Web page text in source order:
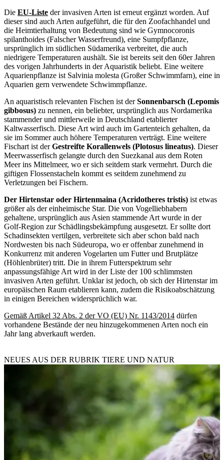
Die EU-Liste der invasiven Arten ist erneut ergänzt worden. Auf
dieser sind auch Arten aufgeführt, die für den Zoofachhandel und
die Heimtierhaltung von Bedeutung sind wie Gymnocoronis
spilanthoides (Falscher Wasserfreund), eine Sumpfpflanze,
ursprünglich im südlichen Südamerika verbreitet, die auch
niedrigere Temperaturen aushält. Sie ist bereits seit den 60er Jahren
des vorigen Jahrhunderts in der Aquaristik beliebt. Eine weitere
Aquarienpflanze ist Salvinia molesta (Großer Schwimmfarn), eine in
Aquarien gern verwendete Schwimmpflanze.
An aquaristisch relevanten Fischen ist derSonnenbarsch (Lepomis
gibbosus) zu nennen, ein beliebter, ursprünglich aus Nordamerika
stammender und mittlerweile in Deutschland etablierter
Kaltwasserfisch. Diese Art wird auch im Gartenteich gehalten, da
sie im Sommer auch höhere Temperaturen verträgt. Eine weitere
Fischart ist derGestreifte Korallenwels (Plotosus lineatus). Dieser
Meerwasserfisch gelangte durch den Suezkanal aus dem Roten
Meer ins Mittelmeer, wo er sich seitdem stark vermehrt. Durch die
giftigen Flossenstacheln kommt es seitdem zunehmend zu
Verletzungen bei Fischern.
Der Hirtenstar oder Hirtenmaina (Acridotheres tristis) ist etwas
größer als der einheimische Star. Die von Vogelliebhabern
gehaltene, ursprünglich aus Asien stammende Art wurde in der
Golf-Region zur Schädlingsbekämpfung ausgesetzt. Er sollte dort
Schadinsekten vertilgen, verbreitete sich aber schon bald nach
Nordwesten bis nach Südeuropa, wo er offenbar zunehmend in
Konkurrenz mit anderen Vogelarten um Futter und Brutplätze
(Höhlenbrüter) tritt. Die in ihrem Futterspektrum sehr
anpassungsfähige Art wird in der Liste der 100 schlimmsten
invasiven Arten geführt. Unklar ist jedoch, ob sich der Hirtenstar im
europäischen Raum etablieren kann, zudem die Risikoabschätzung
in einigen Bereichen widersprüchlich war.
Gemäß Artikel 32 Abs. 2 der VO (EU) Nr. 1143/2014 dürfen
vorhandene Bestände der neu hinzugekommenen Arten noch ein
Jahr lang abverkauft werden.
NEUES AUS DER RUBRIK TIERE UND NATUR